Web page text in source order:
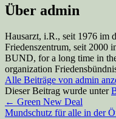
Über admin
Hausarzt, i.R., seit 1976 im
Friedenszentrum, seit 2000
BUND, for a long time in
organization
Alle Beiträge von admin
Dieser Beitrag wurde unter
← Green New Deal
Mundschutz für alle in der